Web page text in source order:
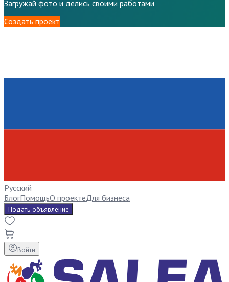
Загружай фото и делись своими работами
Создать проект
Русский
БлогПомощьО проектеДля бизнеса
Подать объявление
Войти